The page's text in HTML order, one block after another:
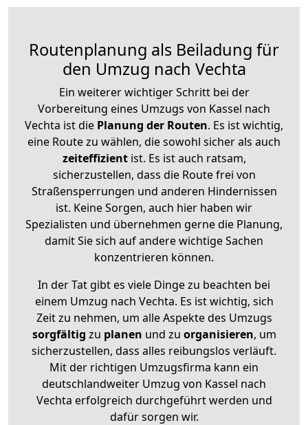
Routenplanung als Beiladung für
den Umzug nach Vechta
Ein weiterer wichtiger Schritt bei der
Vorbereitung eines Umzugs von Kassel nach
Vechta ist die Planung der Routen. Es ist wichtig,
eine Route zu wählen, die sowohl sicher als auch
zeiteffizientist. Es ist auch ratsam,
sicherzustellen, dass die Route frei von
Straßensperrungen und anderen Hindernissen
ist. Keine Sorgen, auch hier haben wir
Spezialisten und übernehmen gerne die Planung,
damit Sie sich auf andere wichtige Sachen
konzentrieren können.
In der Tat gibt es viele Dinge zu beachten bei
einem Umzug nach Vechta. Es ist wichtig, sich
Zeit zu nehmen, um alle Aspekte des Umzugs
sorgfältig zu planen und zu organisieren, um
sicherzustellen, dass alles reibungslos verläuft.
Mit der richtigen Umzugsfirma kann ein
deutschlandweiter Umzug von Kassel nach
Vechta erfolgreich durchgeführt werden und
dafür sorgen wir.